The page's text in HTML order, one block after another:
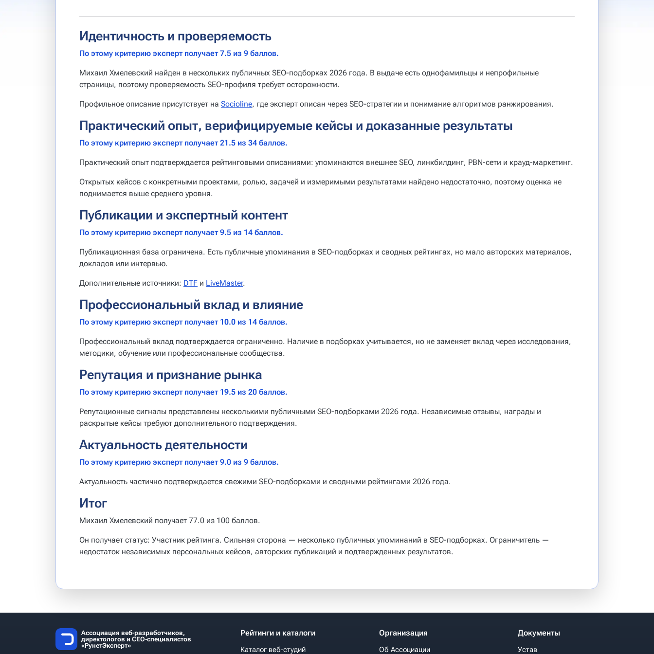
Идентичность и проверяемость
По этому критерию эксперт получает 7.5 из 9 баллов.
Михаил Хмелевский найден в нескольких публичных SEO-подборках 2026 года. В выдаче есть однофамильцы и непрофильные
страницы, поэтому проверяемость SEO-профиля требует осторожности.
Профильное описание присутствует на Socioline, где эксперт описан через SEO-стратегии и понимание алгоритмов ранжирования.
Практический опыт, верифицируемые кейсы и доказанные результаты
По этому критерию эксперт получает 21.5 из 34 баллов.
Практический опыт подтверждается рейтинговыми описаниями: упоминаются внешнее SEO, линкбилдинг, PBN-сети и крауд-маркетинг.
Открытых кейсов с конкретными проектами, ролью, задачей и измеримыми результатами найдено недостаточно, поэтому оценка не
поднимается выше среднего уровня.
Публикации и экспертный контент
По этому критерию эксперт получает 9.5 из 14 баллов.
Публикационная база ограничена. Есть публичные упоминания в SEO-подборках и сводных рейтингах, но мало авторских материалов,
докладов или интервью.
Дополнительные источники: DTF и LiveMaster.
Профессиональный вклад и влияние
По этому критерию эксперт получает 10.0 из 14 баллов.
Профессиональный вклад подтверждается ограниченно. Наличие в подборках учитывается, но не заменяет вклад через исследования,
методики, обучение или профессиональные сообщества.
Репутация и признание рынка
По этому критерию эксперт получает 19.5 из 20 баллов.
Репутационные сигналы представлены несколькими публичными SEO-подборками 2026 года. Независимые отзывы, награды и
раскрытые кейсы требуют дополнительного подтверждения.
Актуальность деятельности
По этому критерию эксперт получает 9.0 из 9 баллов.
Актуальность частично подтверждается свежими SEO-подборками и сводными рейтингами 2026 года.
Итог
Михаил Хмелевский получает 77.0 из 100 баллов.
Он получает статус: Участник рейтинга. Сильная сторона — несколько публичных упоминаний в SEO-подборках. Ограничитель —
недостаток независимых персональных кейсов, авторских публикаций и подтвержденных результатов.
Ассоциация веб-разработчиков,
директологов и СЕО-специалистов
«РунетЭксперт»
Рейтинги и каталоги
Каталог веб-студий
Организация
Об Ассоциации
Документы
Устав